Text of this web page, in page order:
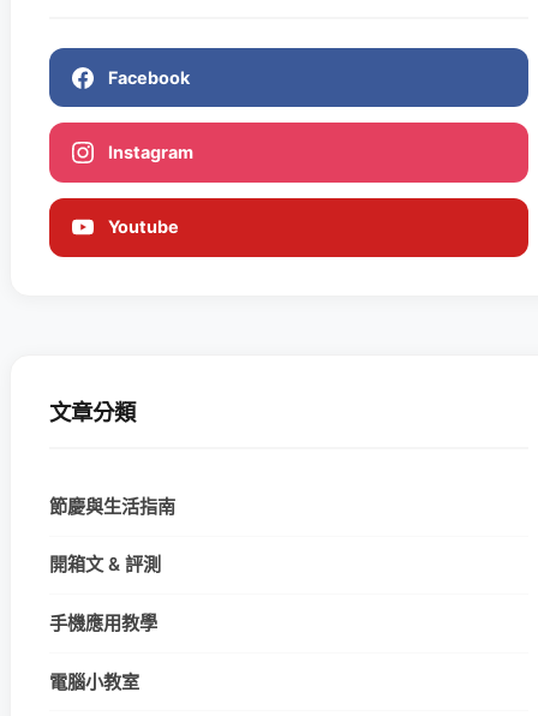
Facebook
Instagram
Youtube
文章分類
節慶與生活指南
開箱文 & 評測
手機應用教學
電腦小教室